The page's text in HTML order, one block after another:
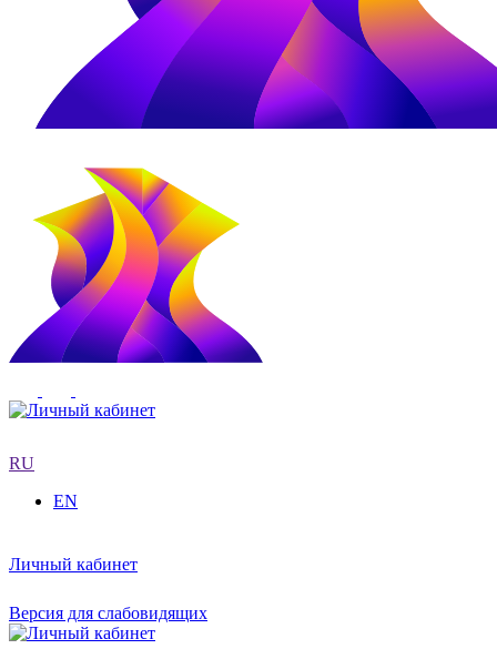
RU
EN
Личный кабинет
Версия для слабовидящих